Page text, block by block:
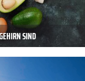
SIND